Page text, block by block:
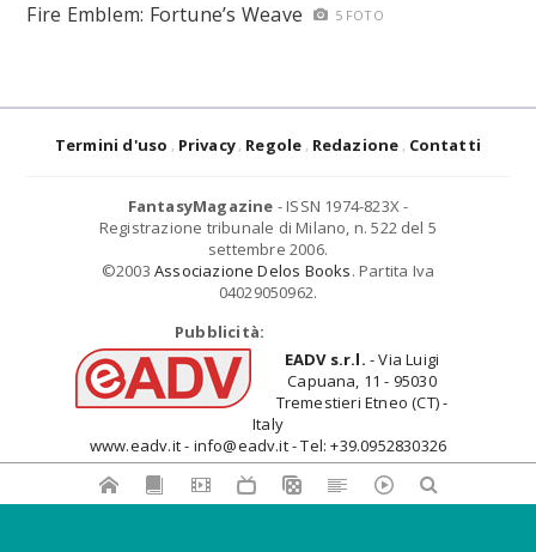
Fire Emblem: Fortune’s Weave 5 FOTO
Termini d'uso Privacy Regole Redazione Contatti
FantasyMagazine - ISSN 1974-823X -
Registrazione tribunale di Milano, n. 522 del 5
settembre 2006.
©2003 Associazione Delos Books. Partita Iva
04029050962.
Pubblicità:
EADV s.r.l. - Via Luigi
Capuana, 11 - 95030
Tremestieri Etneo (CT) -
Italy
www.eadv.it - info@eadv.it - Tel: +39.0952830326